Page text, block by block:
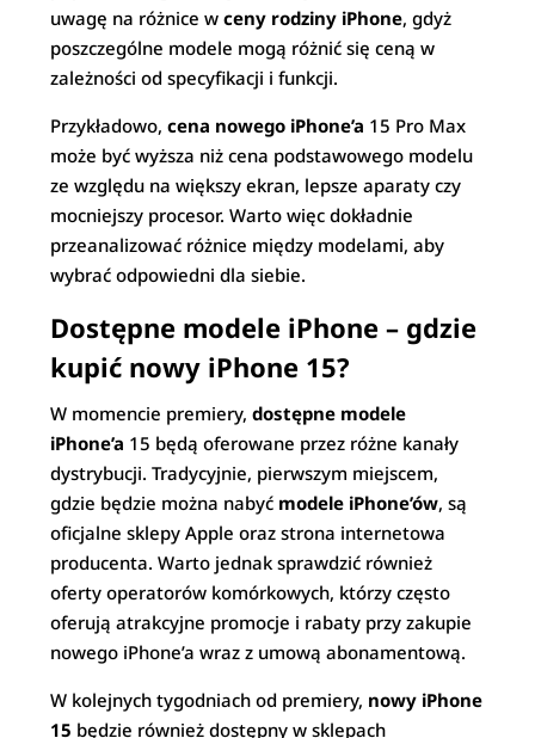
uwagę na różnice wceny rodziny iPhone, gdyż
poszczególne modele mogą różnić się ceną w
zależności od specyfikacji i funkcji.
Przykładowo,cena nowego iPhone’a 15 Pro Max
może być wyższa niż cena podstawowego modelu
ze względu na większy ekran, lepsze aparaty czy
mocniejszy procesor. Warto więc dokładnie
przeanalizować różnice między modelami, aby
wybrać odpowiedni dla siebie.
Dostępne modele iPhone – gdzie
kupić nowy iPhone 15?
W momencie premiery,dostępne modele
iPhone’a 15 będą oferowane przez różne kanały
dystrybucji. Tradycyjnie, pierwszym miejscem,
gdzie będzie można nabyć modele iPhone’ów, są
oficjalne sklepy Apple oraz strona internetowa
producenta. Warto jednak sprawdzić również
oferty operatorów komórkowych, którzy często
oferują atrakcyjne promocje i rabaty przy zakupie
nowego iPhone’a wraz z umową abonamentową.
W kolejnych tygodniach od premiery, nowy iPhone
15 będzie również dostępny w sklepach